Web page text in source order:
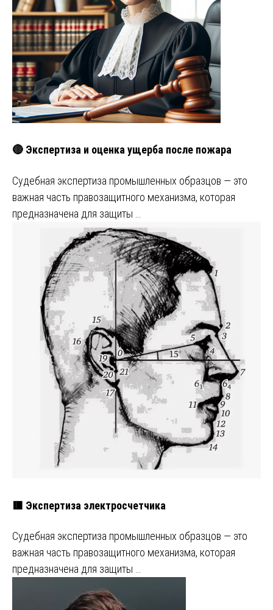
🔴 Экспертиза и оценка ущерба после пожара
Судебная экспертиза промышленных образцов — это
важная часть правозащитного механизма, которая
предназначена для защиты …
🟥 Экспертиза электросчетчика
Судебная экспертиза промышленных образцов — это
важная часть правозащитного механизма, которая
предназначена для защиты …